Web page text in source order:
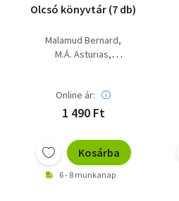
Olcsó könyvtár (7 db)
Malamud Bernard
M.Á. Asturias
Hunyady Sándor A. Dumas
Online ár:
1 490 Ft
Kosárba
6 - 8 munkanap